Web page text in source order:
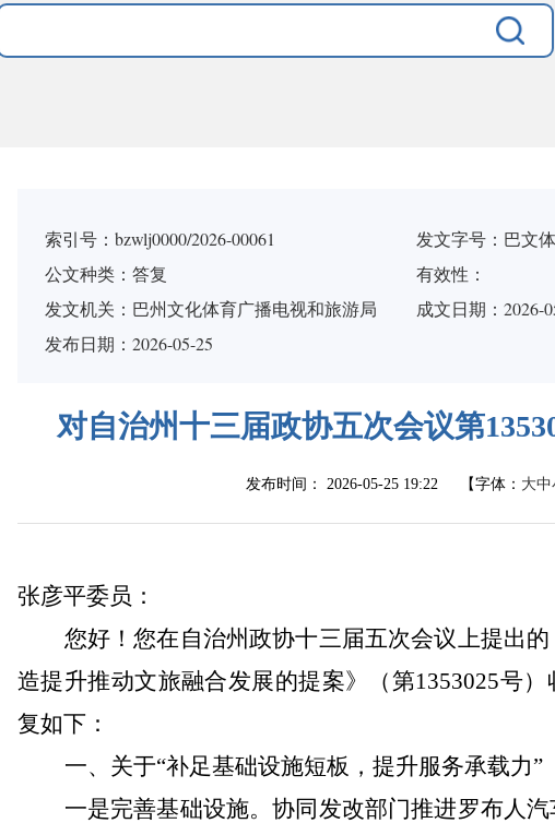
索引号：bzwlj0000/2026-00061
发文字号：巴文
公文种类：答复
有效性：
发文机关：巴州文化体育广播电视和旅游局
成文日期： 2026-
发布日期：2026-05-25
对自治州十三届政协五次会议第
发布时间： 2026-05-25 19:22 【字体： 大中
张彦平委员：
您好！您在自治州政协十三届五次会议上提出
造提升推动文旅融合发展的提案》（第1353025号）
复如下：
一、关于“补足基础设施短板，提升服务承载力”
一是完善基础设施。协同发改部门推进罗布人